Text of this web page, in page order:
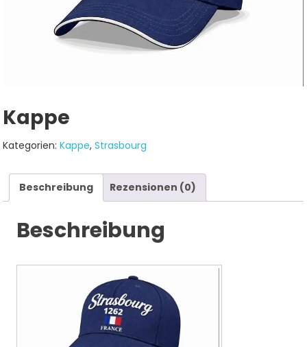
Kappe
Kategorien:Kappe,Strasbourg
Beschreibung Rezensionen (0)
Beschreibung